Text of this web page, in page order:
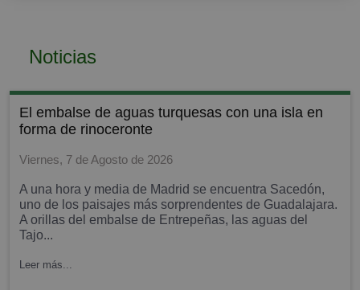
Noticias
el embalse de aguas turquesas con una isla en
forma de rinoceronte
Viernes, 7 de Agosto de 2026
A una hora y media de Madrid se encuentra Sacedón,
uno de los paisajes más sorprendentes de Guadalajara.
A orillas del embalse de Entrepeñas, las aguas del
Tajo...
Leer más...